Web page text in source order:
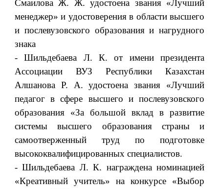
Смаилова Ж. Ж. удостоена звания «Лучший
менеджер» и удостоверения в области высшего
и послевузовского образования и нагрудного
знака
- Шильдебаева Л. К. от имени президента
Ассоциации ВУЗ Республики Казахстан
Алшанова Р. А. удостоена звания «Лучший
педагог в сфере высшего и послевузовского
образования «За большой вклад в развитие
системы высшего образования страны и
самоотверженный труд по подготовке
высококвалифицированных специалистов.
- Шильдебаева Л. К. награждена номинацией
«Креативный учитель» на конкурсе «Выбор